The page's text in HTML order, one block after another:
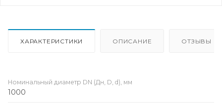
ХАРАКТЕРИСТИКИ ОПИСАНИЕ ОТЗЫВЫ
Номинальный диаметр DN (Дн, D, d), мм
1000